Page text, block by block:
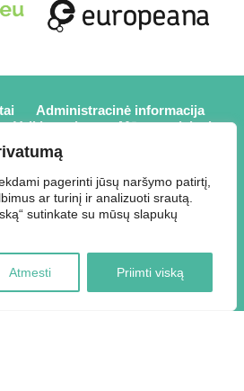
pagerinti jūsų naršymo patirtį,
ar turinį ir analizuoti srautą.
sutinkate su mūsų slapukų
Atmesti Priimti viską
Administracinė informacija
Veiklos sritys
Mūsų projektai
Prisijungti
savivaldybės viešoji biblioteka,
įstaiga, Draugystės g. 2, LT-26110
80 788, el.p.:
saugomi Juridinių asmenų registre,
188207697.